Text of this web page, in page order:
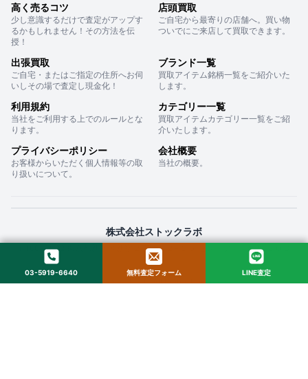
高く売るコツ
少し意識するだけで査定がアップす
るかもしれません！その方法を伝
授！
店頭買取
ご自宅から最寄りの店舗へ。買い物
ついでにご来店して買取できます。
出張買取
ご自宅・またはご指定の住所へお伺
いしその場で査定し現金化！
ブランド一覧
買取アイテム銘柄一覧をご紹介いた
します。
利用規約
当社をご利用する上でのルールとな
ります。
カテゴリー一覧
買取アイテムカテゴリー一覧をご紹
介いたします。
プライバシーポリシー
お客様からいただく個人情報等の取
り扱いについて。
会社概要
当社の概要。
株式会社ストックラボ
〒160-0022 東京都新宿区新宿２丁目１２−１６ セントフォービル ２０３
© 2025 StockLab. All Rights Reserved.
03-5919-6640 無料査定フォーム LINE査定